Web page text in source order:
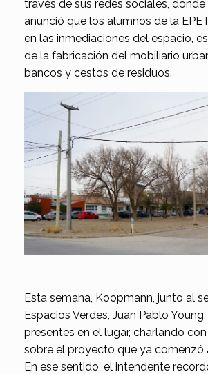
través de sus redes sociales,
anunció que los alumnos de la
en las inmediaciones del espacio,
de la fabricación del mobiliario
bancos y cestos de residuos.
Esta semana, Koopmann, junto al
Espacios Verdes, Juan Pablo
presentes en el lugar, charlando
sobre el proyecto que ya comenzó
En ese sentido, el intendente